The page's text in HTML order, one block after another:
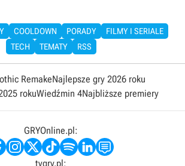
COOLDOWN PORADY
FILMY I SERIALE
TECH
TEMATY RSS
RemakeNajlepsze gry 2026 roku
rokuWiedźmin 4Najbliższe premiery
GRYOnline.pl:
tvgry.pl: